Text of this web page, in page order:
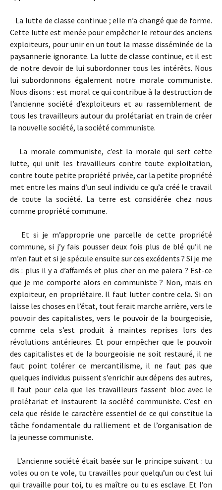
La lutte de classe continue ; elle n’a changé que de forme.
Cette lutte est menée pour empêcher le retour des anciens
exploiteurs, pour unir en un tout la masse disséminée de la
paysannerie ignorante. La lutte de classe continue, et il est
de notre devoir de lui subordonner tous les intérêts. Nous
lui subordonnons également notre morale communiste.
Nous disons : est moral ce qui contribue à la destruction de
l’ancienne société d’exploiteurs et au rassemblement de
tous les travailleurs autour du prolétariat en train de créer
la nouvelle société, la société communiste.
La morale communiste, c’est la morale qui sert cette
lutte, qui unit les travailleurs contre toute exploitation,
contre toute petite propriété privée, car la petite propriété
met entre les mains d’un seul individu ce qu’a créé le travail
de toute la société. La terre est considérée chez nous
comme propriété commune.
Et si je m’approprie une parcelle de cette propriété
commune, si j’y fais pousser deux fois plus de blé qu’il ne
m’en faut et si je spécule ensuite sur ces excédents ? Si je me
dis : plus il y a d’affamés et plus cher on me paiera ? Est-ce
que je me comporte alors en communiste ? Non, mais en
exploiteur, en propriétaire. Il faut lutter contre cela. Si on
laisse les choses en l’état, tout ferait marche arrière, vers le
pouvoir des capitalistes, vers le pouvoir de la bourgeoisie,
comme cela s’est produit à maintes reprises lors des
révolutions antérieures. Et pour empêcher que le pouvoir
des capitalistes et de la bourgeoisie ne soit restauré, il ne
faut point tolérer ce mercantilisme, il ne faut pas que
quelques individus puissent s’enrichir aux dépens des autres,
il faut pour cela que les travailleurs fassent bloc avec le
prolétariat et instaurent la société communiste. C’est en
cela que réside le caractère essentiel de ce qui constitue la
tâche fondamentale du ralliement et de l’organisation de
la jeunesse communiste.
L’ancienne société était basée sur le principe suivant : tu
voles ou on te vole, tu travailles pour quelqu’un ou c’est lui
qui travaille pour toi, tu es maître ou tu es esclave. Et l’on